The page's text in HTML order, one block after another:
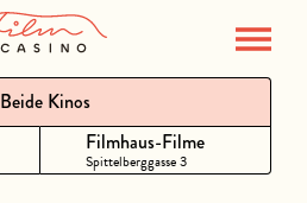
Beide Kinos
Filmhaus-Filme
Spittelberggasse 3